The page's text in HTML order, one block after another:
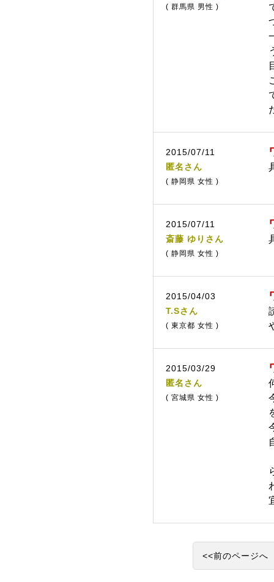
( 群馬県 男性 )
2015/07/11
匿名さん
( 静岡県 女性 )
2015/07/11
斎藤 ゆりさん
( 静岡県 女性 )
2015/04/03
T.Sさん
( 東京都 女性 )
2015/03/29
匿名さん
( 宮城県 女性 )
<<前のページへ